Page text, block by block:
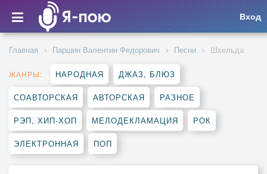
Вход
Главная Паршин Валентин Федорович Песни Шхельда
ЖАНРЫ: НАРОДНАЯ ДЖАЗ, БЛЮЗ
СОАВТОРСКАЯ АВТОРСКАЯ РАЗНОЕ
РЭП, ХИП-ХОП МЕЛОДЕКЛАМАЦИЯ РОК
ЭЛЕКТРОННАЯ ПОП